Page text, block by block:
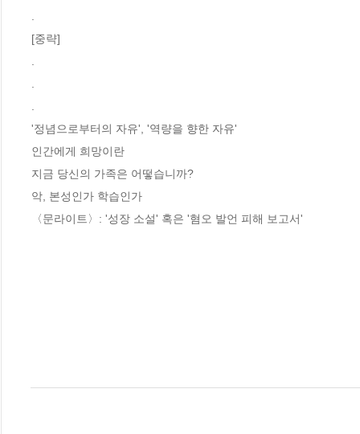
[중략]
'정념으로부터의 자유', '역량을 향한 자유'
인간에게 희망이란
지금 당신의 가족은 어떻습니까?
악, 본성인가 학습인가
〈문라이트〉: '성장 소설' 혹은 '혐오 발언 피해 보고서'